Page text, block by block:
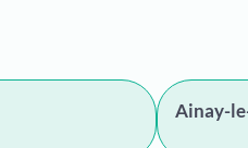
Ainay-